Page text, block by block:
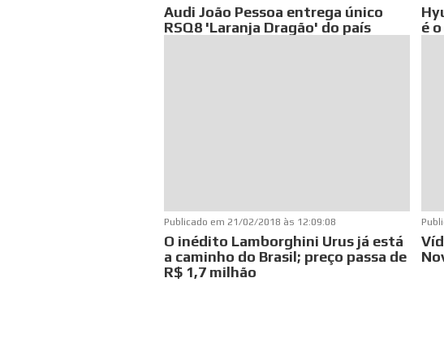
Audi João Pessoa entrega único
RSQ8 'Laranja Dragão' do país
é
Publicado em 21/02/2018 às 12:09:08
O inédito Lamborghini Urus já está
a caminho do Brasil; preço passa de
R$ 1,7 milhão